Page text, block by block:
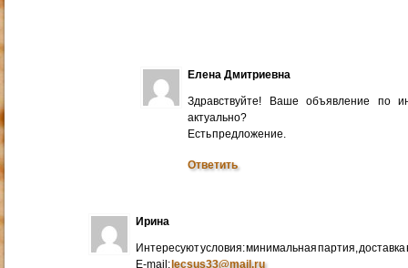
Елена Дмитриевна
Здравствуйте! Ваше объявление по
актуально?
Есть предложение.
Ответить
Ирина
Интересуют условия: минимальная партия, доставка
E-mail:lecsus33@mail.ru